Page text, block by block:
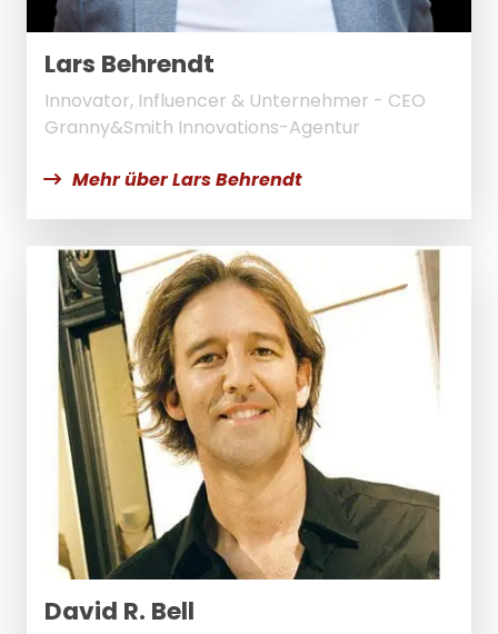
Lars Behrendt
Innovator, Influencer & Unternehmer - CEO
Granny&Smith Innovations-Agentur
Mehr über Lars Behrendt
David R. Bell